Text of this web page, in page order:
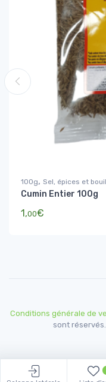
100g, Sel, épices et
Cumin Entier 100g
1,00€
Conditions générale de
sont